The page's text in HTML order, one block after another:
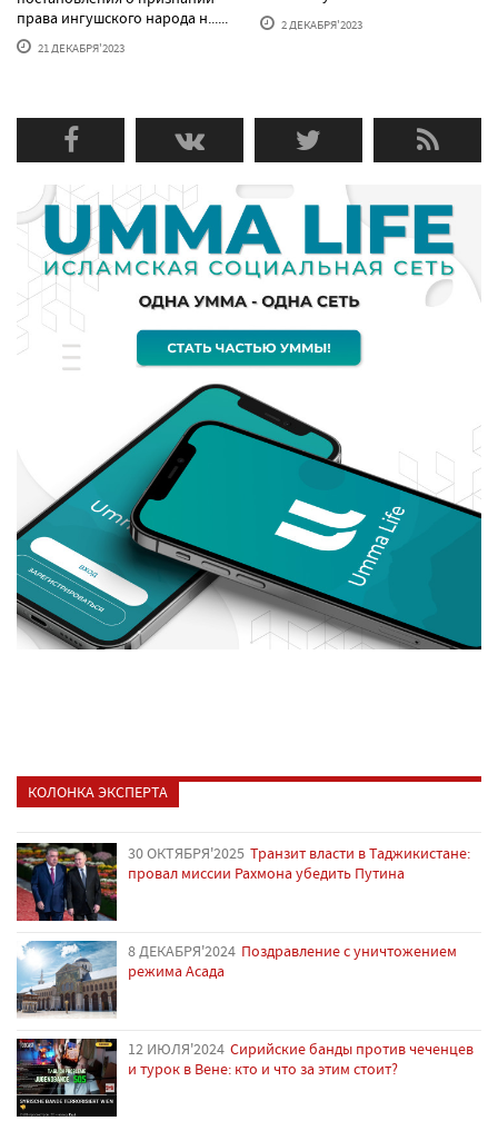
права ингушского народа н......
21 ДЕКАБРЯ'2023
2 ДЕКАБРЯ'2023
КОЛОНКА ЭКСПЕРТА
30 ОКТЯБРЯ'2025 Транзит власти в Таджикистане:
провал миссии Рахмона убедить Путина
8 ДЕКАБРЯ'2024 Поздравление с уничтожением
режима Асада
12 ИЮЛЯ'2024 Сирийские банды против чеченцев
и турок в Вене: кто и что за этим стоит?